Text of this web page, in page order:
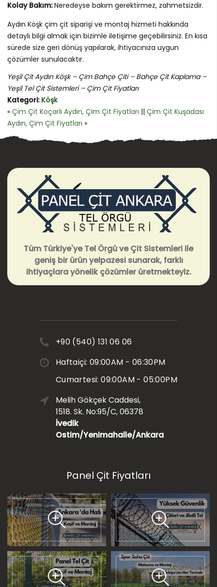
Kolay Bakım:Neredeyse bakım gerektirmez, zahmetsizdir.
Aydın Köşk çim çit siparişi ve montaj hizmeti hakkında
detaylı bilgi almak için bizimle iletişime geçebilirsiniz. En kısa
sürede size geri dönüş yapılarak, ihtiyacınıza uygun
çözümler sunulacaktır.
Yeşil Çit Aydın Köşk – Çim Bahçe Çiti – Bahçe Çit Kaplama –
Yeşil Tel Çit Sistemleri – Çim Çit Fiyatları
Kategori: Köşk
« Çim Çit Koçarlı Aydın, Çim Çit Fiyatları || Çim Çit Kuşadası
Aydın, Çim Çit Fiyatları »
Tüm Türkiye'ye Tel Örgü ve Çit Sistemleri ile
geniş bir ürün yelpazesi sunarak, farklı
ihtiyaçlara yönelik çözümler üretmekteyiz.
+90 (540) 131 06 06
Haftaiçi: 09:00AM - 06:30PM
Cumartesi: 09:00AM - 05:00PM
Melih Gökçek Caddesi,
1518. Sk. No:95/C, 06378
İvedik
Ostim/Yenimahalle/Ankara
Panel Çit Fiyatları